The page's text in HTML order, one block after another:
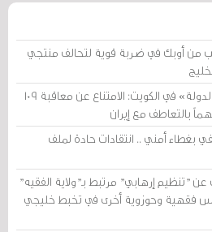
من أوبك في ضربة قوية لتحالف منتجي
محكمة «أمن الدولة» في الكويت: الامتناع عن معاقبة 109
بغطاء أمني .. انتقادات حادة لملف
"تنظيم إرهابي" مرتبط بـ"ولاية الفقيه"
فقهية وحوزوية أخرى في تخبط خليجي